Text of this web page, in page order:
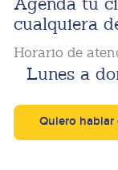
cualquiera
Horario de
Lunes a
Quiero hablar